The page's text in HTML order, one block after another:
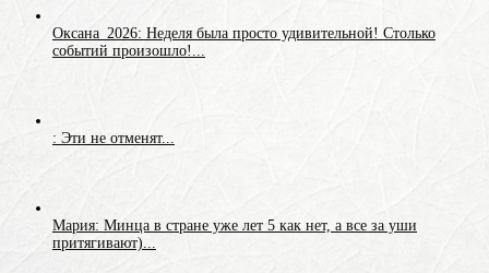
Оксана_2026: Неделя была просто удивительной! Столько
событий произошло!...
: Эти не отменят...
Мария: Минца в стране уже лет 5 как нет, а все за уши
притягивают)...